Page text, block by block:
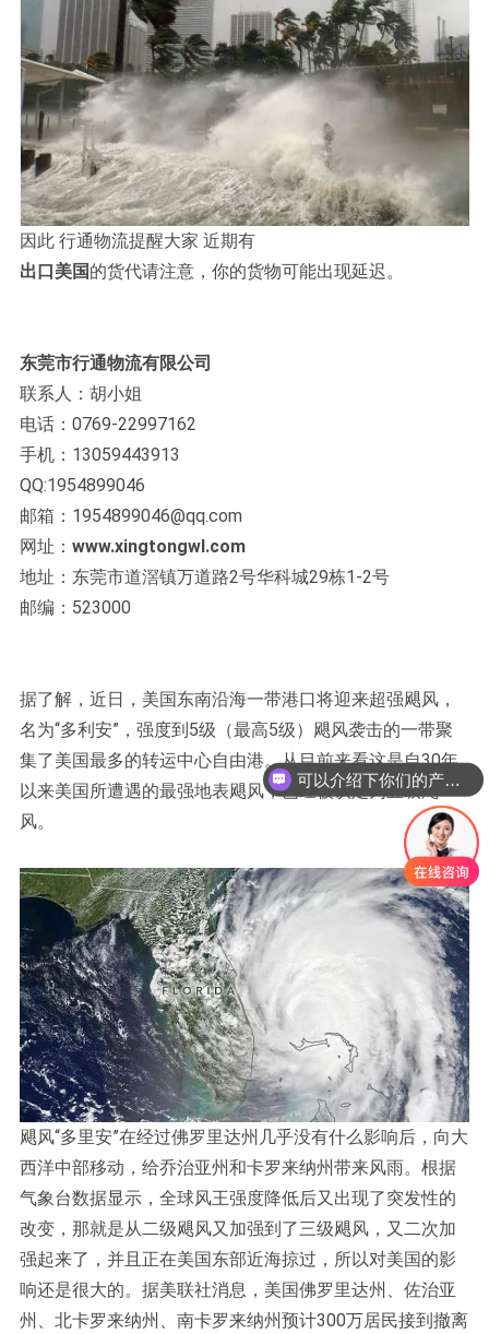
因此 行通物流提醒大家 近期有
出口美国的货代请注意，你的货物可能出现延迟。
东莞市行通物流有限公司
联系人：胡小姐
电话：0769-22997162
手机：13059443913
QQ:1954899046
邮箱：1954899046@qq.com
网址： www.xingtongwl.com
地址：东莞市道滘镇万道路2号华科城29栋1-2号
邮编：523000
据了解，近日，美国东南沿海一带港口将迎来超强飓风，
名为“多利安”，强度到5级（最高5级）飓风袭击的一带聚
集了美国最多的转运中心自由港。从目前来看这是自30年
以来美国所遭遇的最强地表飓风，已经被认定为五级飓
风。
飓风“多里安”在经过佛罗里达州几乎没有什么影响后，向大
西洋中部移动，给乔治亚州和卡罗来纳州带来风雨。根据
气象台数据显示，全球风王强度降低后又出现了突发性的
改变，那就是从二级飓风又加强到了三级飓风，又二次加
强起来了，并且正在美国东部近海掠过，所以对美国的影
响还是很大的。据美联社消息，美国佛罗里达州、佐治亚
州、北卡罗来纳州、南卡罗来纳州预计300万居民接到撤离
可以介绍下你们的产品么？